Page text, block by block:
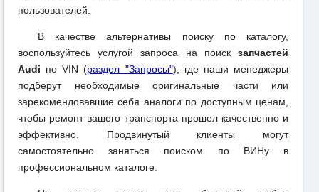
пользователей.
В качестве альтернативы поиску по каталогу,
воспользуйтесь услугой запроса на поиск запчастей
Audi по VIN (раздел "Запросы"), где наши менеджеры
подберут необходимые оригинальные части или
зарекомендовавшие себя аналоги по доступным ценам,
чтобы ремонт вашего транспорта прошел качественно и
эффективно. Продвинутый клиенты могут
самостоятельно заняться поиском по ВИНу в
профессиональном каталоге.